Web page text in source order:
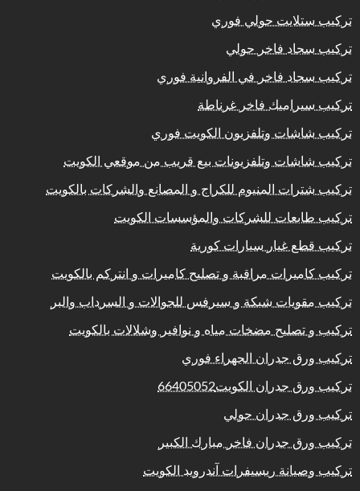
تركيب ستلايت حولي فوري
تركيب سجاد فاخر حولي
تركيب سجاد فاخر في الفروانية فوري
تركيب سيراميك فاخر غرناطة
تركيب شاشات وتلفزيون الكويت فوري
تركيب شاشات وتلفزيونات بيع قريب من موقعي الكويت
تركيب شترات المنيوم للكراج و المصانع والشركات بالكويت
تركيب طابعات للشركات والمؤسسات الكويت
تركيب قطع غيار سيارات كورية
تركيب كاميرات مراقبة و تصليح كاميرات و انتركم بالكويت
تركيب مقويات شبكة و سيرفس للجوالات و السرداب والبر
تركيب و تصليح مضخات مياه و نوافير وشلالات بالكويت
تركيب ورق جدران الجهراء فوري
تركيب ورق جدران الكويت66405052
تركيب ورق جدران حولي
تركيب ورق جدران فاخر مبارك الكبير
تركيب وصيانة ريسيفرات آندرويد الكويت